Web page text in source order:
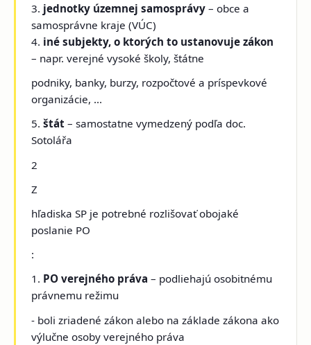
3. jednotky územnej samosprávy – obce a
samosprávne kraje (VÚC)
4. iné subjekty, o ktorých to ustanovuje zákon
– napr. verejné vysoké školy, štátne
podniky, banky, burzy, rozpočtové a príspevkové
organizácie, ...
5.štát– samostatne vymedzený podľa doc.
Sotolářa
2
Z
hľadiska SP je potrebné rozlišovať obojaké
poslanie PO
:
1. PO verejného práva – podliehajú osobitnému
právnemu režimu
- boli zriadené zákon alebo na základe zákona ako
výlučne osoby verejného práva